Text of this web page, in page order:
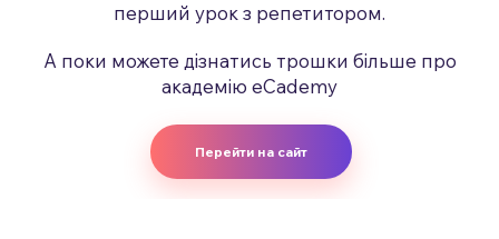
перший урок з репетитором.
А поки можете дізнатись трошки більше про
академію eCademy
Перейти на сайт